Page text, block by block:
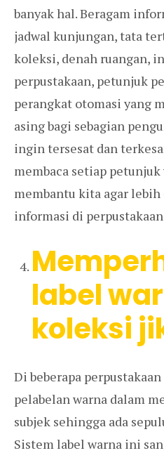
banyak hal. Beragam
jadwal kunjungan, tata
koleksi, denah ruangan,
perpustakaan, petunjuk
perangkat otomasi yang
asing bagi sebagian
ingin tersesat dan
membaca setiap petunjuk
membantu kita agar
informasi di perpustakaan
label
koleksi
Di beberapa
pelabelan warna dalam
subjek sehingga ada
Sistem label warna ini